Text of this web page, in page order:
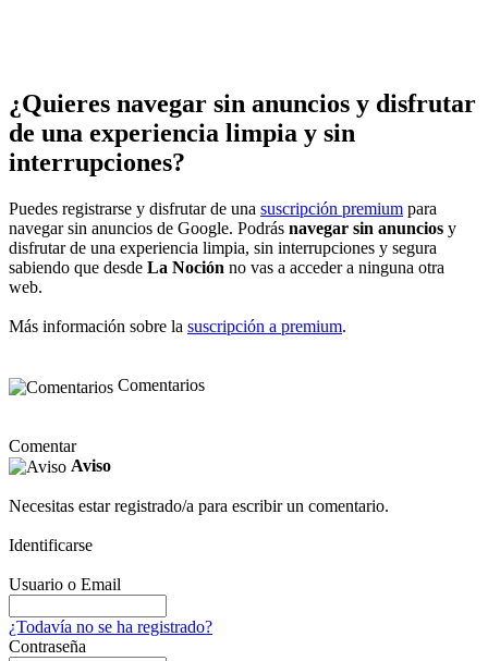
¿Quieres navegar sin anuncios y disfrutar
de una experiencia limpia y sin
interrupciones?
Puedes registrarse y disfrutar de una suscripción premium para
navegar sin anuncios de Google. Podrás navegar sin anuncios y
disfrutar de una experiencia limpia, sin interrupciones y segura
sabiendo que desde La Noción no vas a acceder a ninguna otra
web.
Más información sobre la suscripción a premium.
Comentarios
Comentar
Aviso
Necesitas estar registrado/a para escribir un comentario.
Identificarse
Usuario o Email
¿Todavía no se ha registrado?
Contraseña